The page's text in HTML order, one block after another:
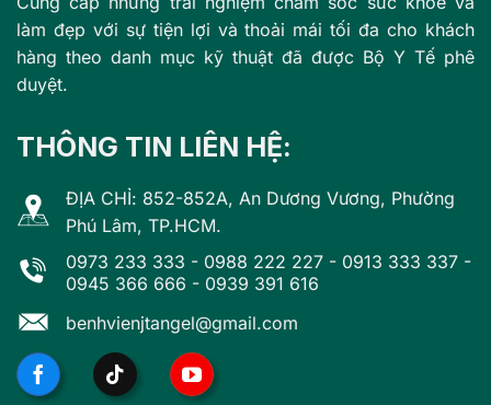
làm đẹp với sự tiện lợi và thoải mái tối đa cho khách
hàng theo danh mục kỹ thuật đã được Bộ Y Tế phê
duyệt.
THÔNG TIN LIÊN HỆ:
ĐỊA CHỈ: 852-852A, An Dương Vương, Phường
Phú Lâm, TP.HCM.
0973 233 333 - 0988 222 227 - 0913 333 337 -
0945 366 666 - 0939 391 616
benhvienjtangel@gmail.com